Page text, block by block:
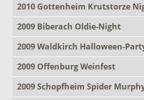
2010 Gottenheim Krutstorze
2009 Biberach Oldie-Night
2009 Waldkirch Halloween-
2009 Offenburg Weinfest
2009 Schopfheim Spider